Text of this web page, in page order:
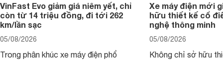
VinFast Evo giảm giá niêm yết, chỉ
còn từ 14 triệu đồng, đi tới 262
km/lần sạc
05/08/2026
Trong phân khúc xe máy điện phổ
Xe máy điện mới
hữu thiết kế cổ
nghệ thông minh
05/08/2026
Không chỉ sở hữu